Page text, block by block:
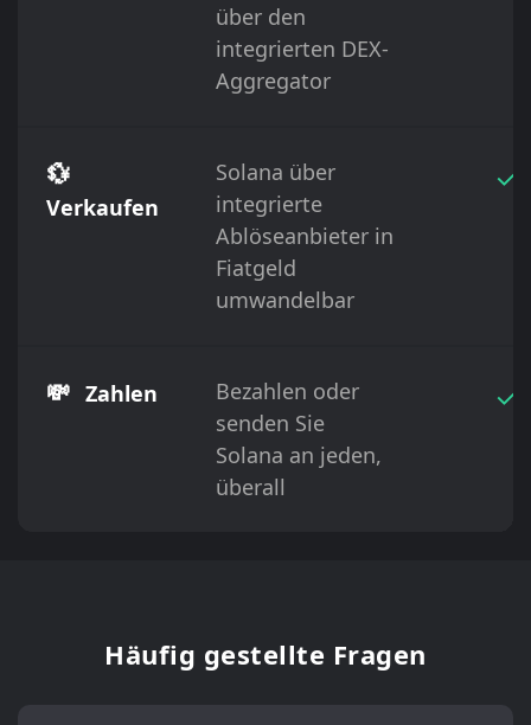
über den
integrierten DEX-
Aggregator
💱
Verkaufen
Solana über
integrierte
Ablöseanbieter in
Fiatgeld
umwandelbar
✓
💸 Zahlen
Bezahlen oder
senden Sie
Solana an jeden,
überall
✓
Häufig gestellte Fragen